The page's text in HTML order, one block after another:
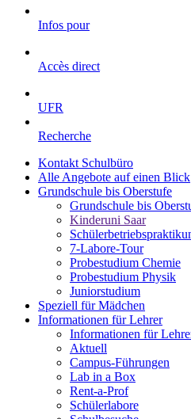
Infos pour
Accès direct
UFR
Recherche
Kontakt Schulbüro
Alle Angebote auf einen Blick
Grundschule bis Oberstufe
Grundschule bis
Kinderuni Saar
7-Labore-Tour
Probestudium Chemie
Probestudium Physik
Juniorstudium
Speziell für Mädchen
Informationen für Lehrer
Informationen für
Aktuell
Campus-Führungen
Lab in a Box
Rent-a-Prof
Schülerlabore